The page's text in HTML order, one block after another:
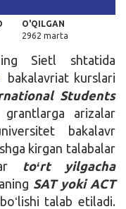
O'QILGAN
2962 marta
Sietl shtatida
bakalavriat kurslari
Students
arizalar
bakalavr
kirgan talabalar
toʻrt yilgacha
SAT yoki ACT
talab etiladi.